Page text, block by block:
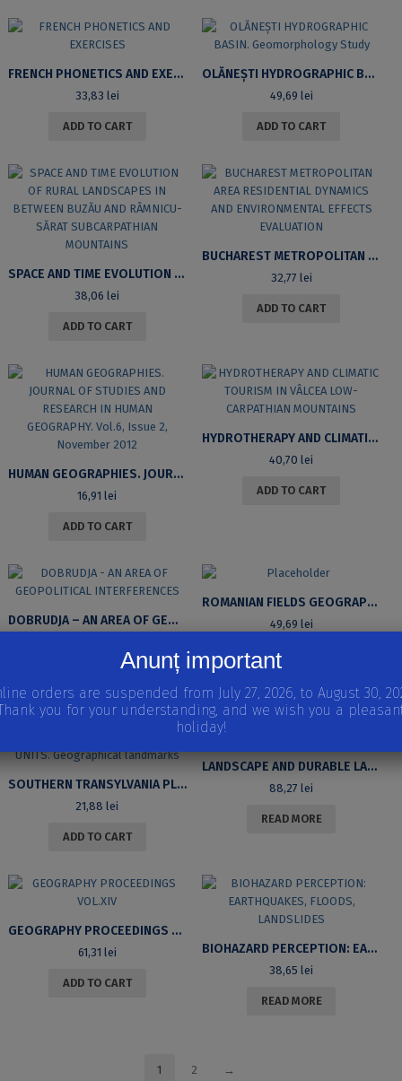
FRENCH PHONETICS AND EXERCISES
33,83 lei
ADD TO CART
OLĂNEȘTI HYDROGRAPHIC BASIN. GEOMORPHOLOGY STUDY
49,69 lei
ADD TO CART
SPACE AND TIME EVOLUTION OF RURAL LANDSCAPES IN BETWEEN BUZĂU AND RÂMNICU-SĂRAT SUBCARPATHIAN MOUNTAINS
38,06lei
ADD TO CART
BUCHAREST METROPOLITAN AREA RESIDENTIAL DYNAMICS AND ENVIRONMENTAL EFFECTS EVALUATION
32,77 lei
ADD TO CART
HUMAN GEOGRAPHIES. JOURNAL OF STUDIES AND RESEARCH IN HUMAN GEOGRAPHY. VOL.6, ISSUE 2, NOVEMBER 2012
16,91lei
ADD TO CART
HYDROTHERAPY AND CLIMATIC TOURISM IN VÂLCEA LOW-CARPATHIAN MOUNTAINS
40,70lei
ADD TO CART
DOBRUDJA – AN AREA OF GEOPOLITICAL INTERFERENCES
READ MORE
ROMANIAN FIELDS GEOGRAPHY (VOL. I)
49,69 lei
READ MORE
SOUTHERN TRANSYLVANIA PLANE AND THE BORDERING UNITS. GEOGRAPHICAL LANDMARKS
21,88lei
ADD TO CART
LANDSCAPE AND DURABLE LAND MANAGEMENT
88,27lei
READ MORE
GEOGRAPHY PROCEEDINGS VOL.XIV
61,31 lei
ADD TO CART
BIOHAZARD PERCEPTION: EARTHQUAKES, FLOODS, LANDSLIDES
38,65lei
READ MORE
1 2 →
Anunț important
orders are suspended from July 27, 2026, to August 30,
you for your understanding, and we wish you a
holiday!